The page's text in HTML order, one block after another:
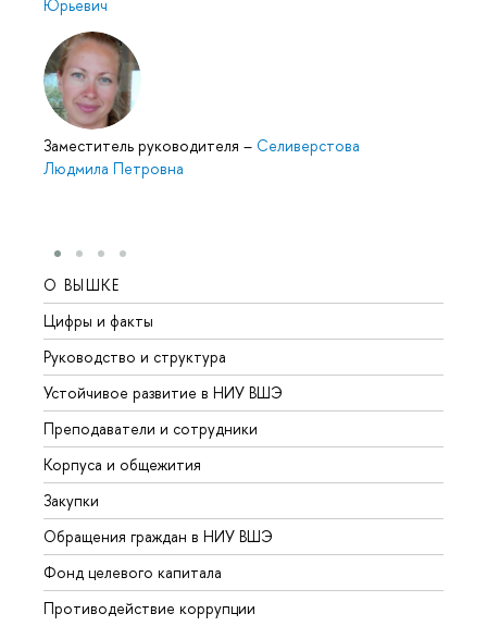
Юрьевич
Заместитель руководителя – Селиверстова
Людмила Петровна
О ВЫШКЕ
Цифры и факты
Руководство и структура
Устойчивое развитие в НИУ ВШЭ
Преподаватели и сотрудники
Корпуса и общежития
Закупки
Обращения граждан в НИУ ВШЭ
Фонд целевого капитала
Противодействие коррупции